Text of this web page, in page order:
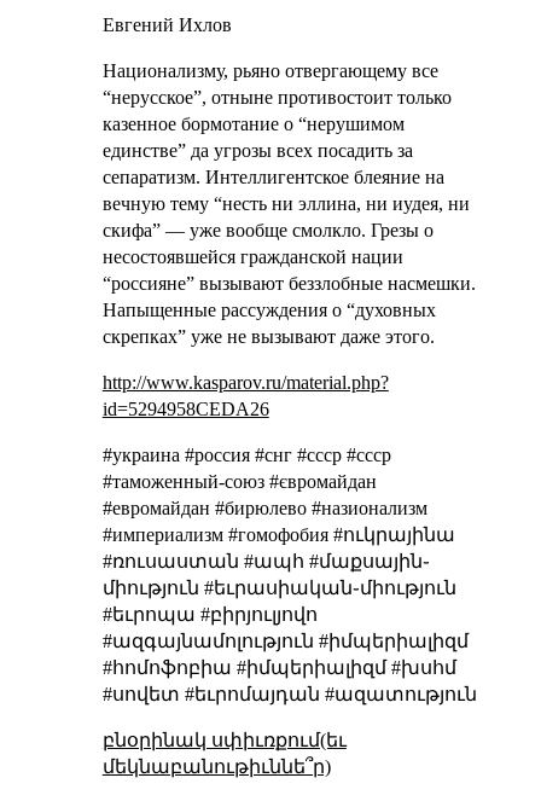
Евгений Ихлов
Национализму, рьяно отвергающему все
“нерусское”, отныне противостоит только
казенное бормотание о “нерушимом
единстве” да угрозы всех посадить за
сепаратизм. Интеллигентское блеяние на
вечную тему “несть ни эллина, ни иудея, ни
скифа” — уже вообще смолкло. Грезы о
несостоявшейся гражданской нации
“россияне” вызывают беззлобные насмешки.
Напыщенные рассуждения о “духовных
скрепках” уже не вызывают даже этого.
http://www.kasparov.ru/material.php?
id=5294958CEDA26
#украина #россия #снг #ссср #cccp
#таможенный-союз #євромайдан
#евромайдан #бирюлево #назионализм
#империализм #гомофобия #ուկրայինա
#ռուսաստան #ապհ #մաքսային֊
միություն #եւրասիական֊միություն
#եւրոպա #բիրյուլյովո
#ազգայնամոլություն #իմպերիալիզմ
#հոմոֆոբիա #իմպերիալիզմ #խսհմ
#սովետ #եւրոմայդան #ազատություն
բնօրինակ սփիւռքում(եւ
մեկնաբանութիւննե՞ր)